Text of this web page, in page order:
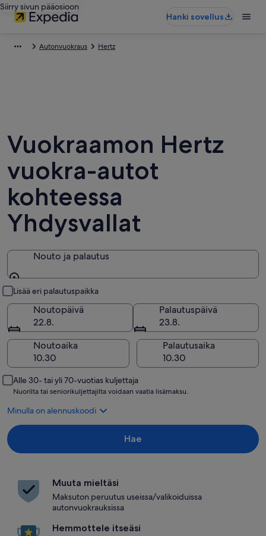
Siirry sivun pääosioon
Hanki sovellus
Autonvuokraus Hertz
Vuokraamon Hertz
vuokra-autot
kohteessa
Yhdysvallat
Nouto ja palautus
Lisää eri palautuspaikka
Noutopäivä
22.8.
Palautuspäivä
23.8.
Noutoaika
Palautusaika
Alle 30- tai yli 70-vuotias kuljettaja
Nuorilta tai seniorikuljettajilta voidaan vaatia lisämaksu.
Minulla on alennuskoodi
Hae
Muuta mieltäsi
Maksuton peruutus useissa/valikoiduissa
autonvuokrauksissa
Hemmottele itseäsi